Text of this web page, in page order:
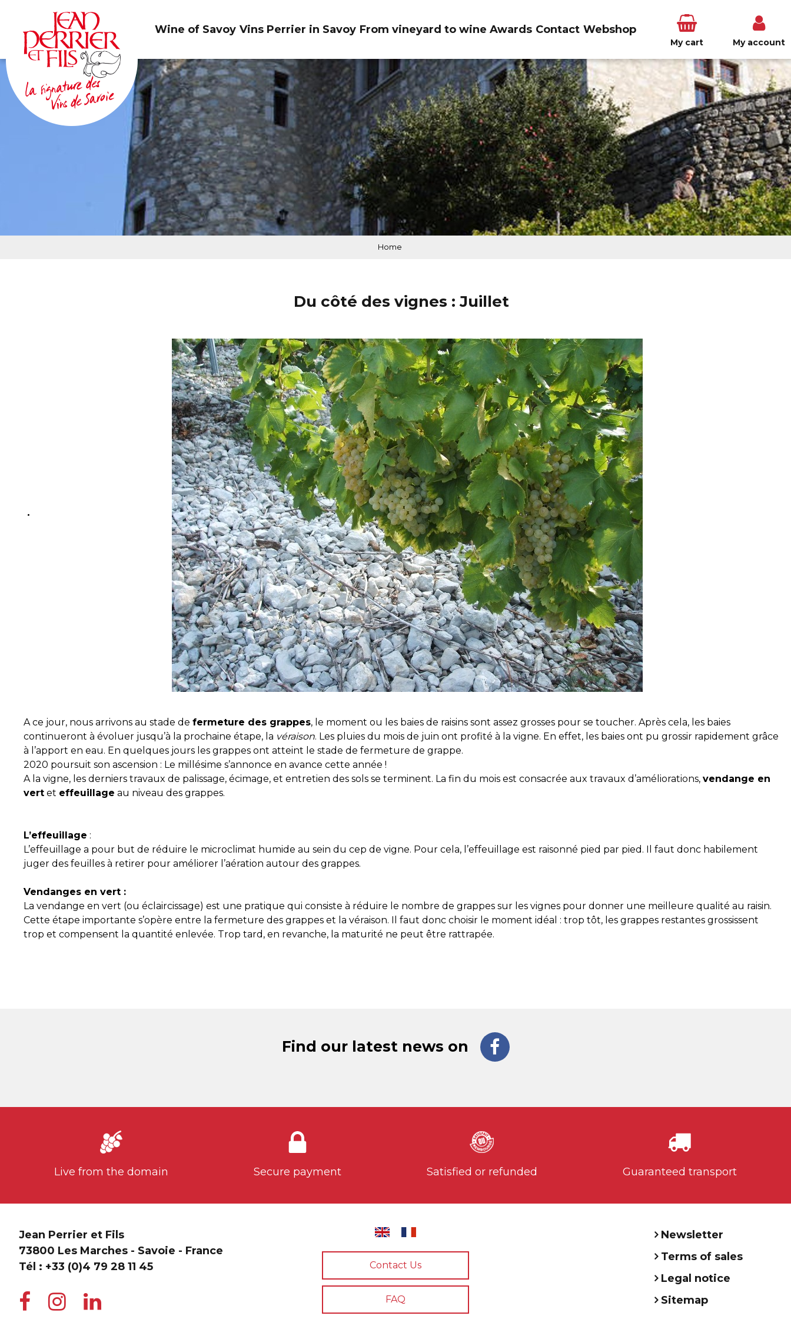
Wine of Savoy Vins Perrier in Savoy From vineyard to wine Awards Contact Webshop
My cart My account
Home
Du côté des vignes : Juillet
A ce jour, nous arrivons au stade de fermeture des grappes, le moment ou les baies de raisins sont assez grosses pour se toucher. Après cela, les baies
continueront à évoluer jusqu’à la prochaine étape, la véraison. Les pluies du mois de juin ont profité à la vigne. En effet, les baies ont pu grossir rapidement grâce
à l’apport en eau. En quelques jours les grappes ont atteint le stade de fermeture de grappe.
2020 poursuit son ascension : Le millésime s’annonce en avance cette année !
A la vigne, les derniers travaux de palissage, écimage, et entretien des sols se terminent. La fin du mois est consacrée aux travaux d’améliorations, vendange en
vert et effeuillage au niveau des grappes.
L’effeuillage :
L’effeuillage a pour but de réduire le microclimat humide au sein du cep de vigne. Pour cela, l’effeuillage est raisonné pied par pied. Il faut donc habilement
juger des feuilles à retirer pour améliorer l’aération autour des grappes.
Vendanges en vert :
La vendange en vert (ou éclaircissage) est une pratique qui consiste à réduire le nombre de grappes sur les vignes pour donner une meilleure qualité au raisin.
Cette étape importante s’opère entre la fermeture des grappes et la véraison. Il faut donc choisir le moment idéal : trop tôt, les grappes restantes grossissent
trop et compensent la quantité enlevée. Trop tard, en revanche, la maturité ne peut être rattrapée.
Find our latest news on
Live from the domain Secure payment Satisfied or refunded Guaranteed transport
Jean Perrier et Fils
73800 Les Marches - Savoie - France
Tél : +33 (0)4 79 28 11 45 Contact Us
FAQ
Newsletter
Terms of sales
Legal notice
Sitemap